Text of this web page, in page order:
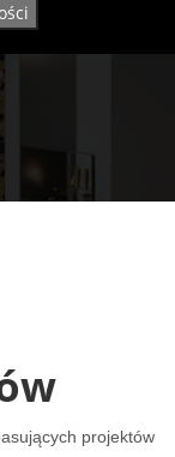
projektów